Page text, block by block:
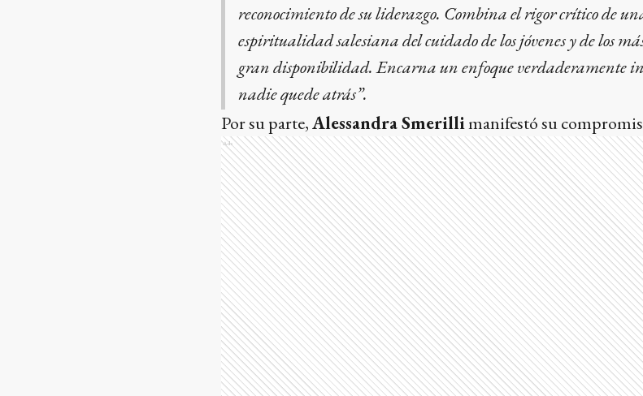
reconocimiento de su liderazgo. Combina el rigor crítico de
espiritualidad salesiana del cuidado de los jóvenes y de los
gran disponibilidad. Encarna un enfoque verdaderamente
nadie quede atrás”.
Por su parte,Alessandra Smerillimanifestó su
Ads